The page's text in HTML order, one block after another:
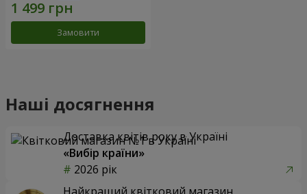
Замовити
Наші досягнення
Доставка квітів року в Україні
«Вибір країни»
2026 рік